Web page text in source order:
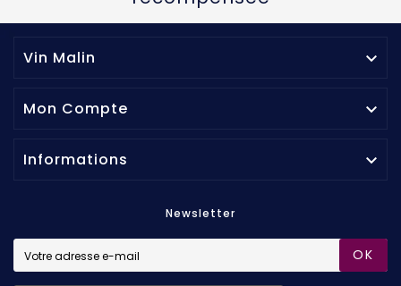
Vin Malin 
Mon Compte 
Informations 
Newsletter
OK